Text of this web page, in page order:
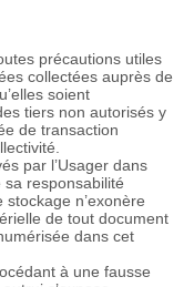
précautions utiles
collectées auprès de
soient
tiers non autorisés y
de transaction
par l’Usager dans
responsabilité
stockage n’exonère
de tout document
dans cet
à une fausse